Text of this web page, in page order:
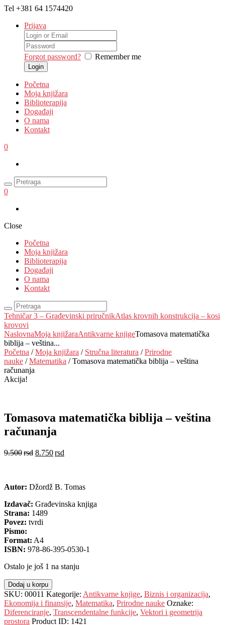
Tel +381 64 1574420
Prijava
Forgot password? Remember me
Početna
Moja knjižara
Biblioterapija
Događaji
O nama
Kontakt
0
0
Close
Početna
Moja knjižara
Biblioterapija
Događaji
O nama
Kontakt
Tehničar 3 – Građevinski priručnikAtlas krovnih konstrukcija – kosi
krovovi
NaslovnaMoja knjižaraAntikvarne knjigeTomasova matematička
biblija – veština...
Početna /Moja knjižara / Stručna literatura /Prirodne
nauke /Matematika / Tomasova matematička biblija – veština
računanja
Akcija!
Tomasova matematička biblija – veština
računanja
9.500rsd 8.750rsd
Autor: Džordž B. Tomas
Izdavač: Građevinska knjiga
Strana: 1489
Povez: tvrdi
Pismo:
Format: A4
ISBN: 978-86-395-0530-1
Ostalo je još 1 na stanju
Dodaj u korpu
SKU: 00011 Kategorije: Antikvarne knjige, Biznis i organizacija,
Ekonomija i finansije, Matematika, Prirodne nauke Oznake:
Diferenciranje, Transcendentalne funkcije, Vektori i geometrija
prostora Product ID: 1421